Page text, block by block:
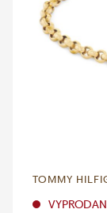
TOMMY